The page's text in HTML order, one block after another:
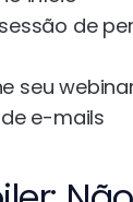
de
seu
e-mails